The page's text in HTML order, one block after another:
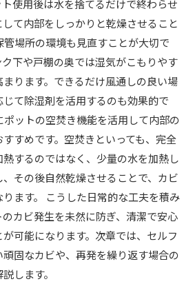
使用後は水を捨てるだけで終わらせ
て内部をしっかりと乾燥させること
管場所の環境も見直すことが大切で
下や戸棚の奥では湿気がこもりやす
ります。できるだけ風通しの良い場
て除湿剤を活用するのも効果的で
ポットの空焚き機能を活用して内部の
すめです。空焚きといっても、完全
するのではなく、少量の水を加熱し
その後自然乾燥させることで、カビ
ます。 こうした日常的な工夫を積み
カビ発生を未然に防ぎ、清潔で安心
可能になります。次章では、セルフ
固なカビや、再発を繰り返す場合の
します。